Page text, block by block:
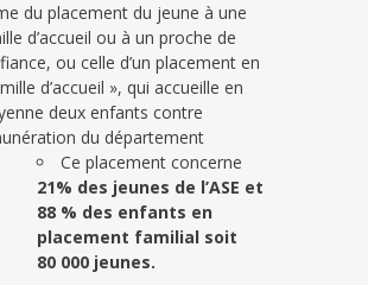
du placement du jeune à une
d’accueil ou à un proche de
ou celle d’un placement en
d’accueil », qui accueille en
deux enfants contre
du département
Ce placement concerne
21% des jeunes de l’ASE et
88 % des enfants en
placement familial soit
80 000 jeunes.